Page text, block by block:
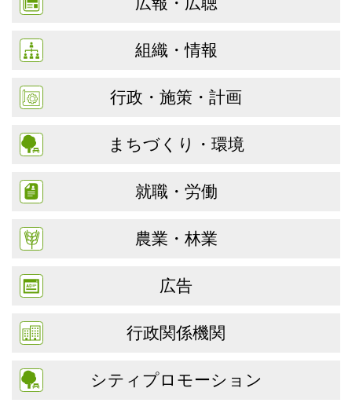
組織・情報
行政・施策・計画
まちづくり・環境
就職・労働
農業・林業
広告
行政関係機関
シティプロモーション